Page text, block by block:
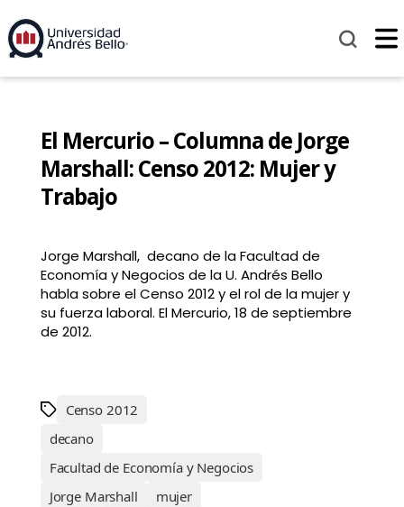
El Mercurio – Columna de Jorge
Marshall: Censo 2012: Mujer y
Trabajo
Jorge Marshall, decano de la Facultad de
Economía y Negocios de la U. Andrés Bello
habla sobre el Censo 2012 y el rol de la mujer y
su fuerza laboral. El Mercurio, 18 de septiembre
de 2012.
Censo 2012
decano
Facultad de Economía y Negocios
Jorge Marshall
mujer